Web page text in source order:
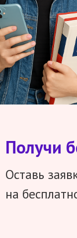
Получи
Оставь
на